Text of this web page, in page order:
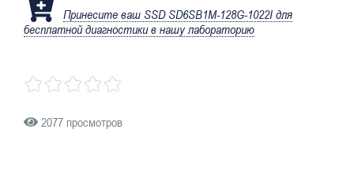
Принесите ваш SSD SD6SB1M-128G-1022I для
бесплатной диагностики в нашу лабораторию
2077 просмотров